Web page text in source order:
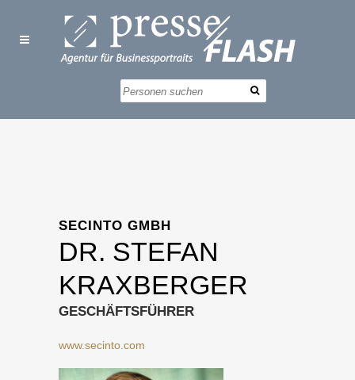
SECINTO GMBH
DR. STEFAN
KRAXBERGER
GESCHÄFTSFÜHRER
www.secinto.com